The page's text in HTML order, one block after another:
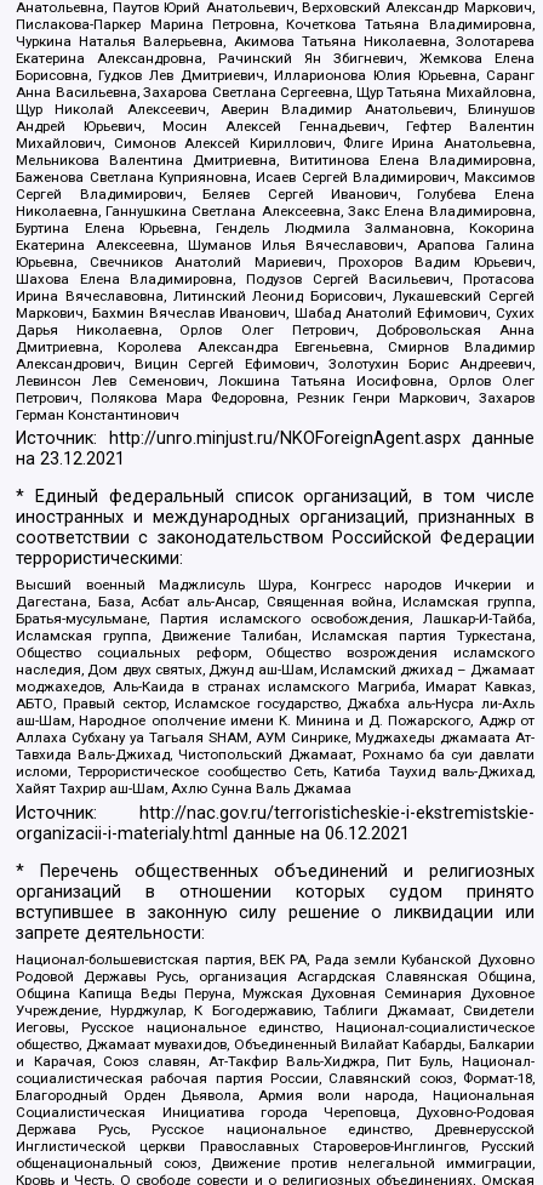
Анатольевна, Паутов Юрий Анатольевич, Верховский Александр Маркович,
Пислакова-Паркер Марина Петровна, Кочеткова Татьяна Владимировна,
Чуркина Наталья Валерьевна, Акимова Татьяна Николаевна, Золотарева
Екатерина Александровна, Рачинский Ян Збигневич, Жемкова Елена
Борисовна, Гудков Лев Дмитриевич, Илларионова Юлия Юрьевна, Саранг
Анна Васильевна, Захарова Светлана Сергеевна, Щур Татьяна Михайловна,
Щур Николай Алексеевич, Аверин Владимир Анатольевич, Блинушов
Андрей Юрьевич, Мосин Алексей Геннадьевич, Гефтер Валентин
Михайлович, Симонов Алексей Кириллович, Флиге Ирина Анатольевна,
Мельникова Валентина Дмитриевна, Вититинова Елена Владимировна,
Баженова Светлана Куприяновна, Исаев Сергей Владимирович, Максимов
Сергей Владимирович, Беляев Сергей Иванович, Голубева Елена
Николаевна, Ганнушкина Светлана Алексеевна, Закс Елена Владимировна,
Буртина Елена Юрьевна, Гендель Людмила Залмановна, Кокорина
Екатерина Алексеевна, Шуманов Илья Вячеславович, Арапова Галина
Юрьевна, Свечников Анатолий Мариевич, Прохоров Вадим Юрьевич,
Шахова Елена Владимировна, Подузов Сергей Васильевич, Протасова
Ирина Вячеславовна, Литинский Леонид Борисович, Лукашевский Сергей
Маркович, Бахмин Вячеслав Иванович, Шабад Анатолий Ефимович, Сухих
Дарья Николаевна, Орлов Олег Петрович, Добровольская Анна
Дмитриевна, Королева Александра Евгеньевна, Смирнов Владимир
Александрович, Вицин Сергей Ефимович, Золотухин Борис Андреевич,
Левинсон Лев Семенович, Локшина Татьяна Иосифовна, Орлов Олег
Петрович, Полякова Мара Федоровна, Резник Генри Маркович, Захаров
Герман Константинович
Источник: http://unro.minjust.ru/NKOForeignAgent.aspxданные
на23.12.2021
* Единый федеральный список организаций, в том числе
иностранных и международных организаций, признанных в
соответствии с законодательством Российской Федерации
террористическими:
Высший военный Маджлисуль Шура, Конгресс народов Ичкерии и
Дагестана, База, Асбат аль-Ансар, Священная война, Исламская группа,
Братья-мусульмане, Партия исламского освобождения, Лашкар-И-Тайба,
Исламская группа, Движение Талибан, Исламская партия Туркестана,
Общество социальных реформ, Общество возрождения исламского
наследия, Дом двух святых, Джунд аш-Шам, Исламский джихад – Джамаат
моджахедов, Аль-Каида в странах исламского Магриба, Имарат Кавказ,
АБТО, Правый сектор, Исламское государство, Джабха аль-Нусра ли-Ахль
аш-Шам, Народное ополчение имени К. Минина и Д. Пожарского, Аджр от
Аллаха Субхану уа Тагьаля SHAM, АУМ Синрике, Муджахеды джамаата Ат-
Тавхида Валь-Джихад, Чистопольский Джамаат, Рохнамо ба суи давлати
исломи, Террористическое сообщество Сеть, Катиба Таухид валь-Джихад,
Хайят Тахрир аш-Шам, Ахлю Сунна Валь Джамаа
Источник:
http://nac.gov.ru/terroristicheskie-i-ekstremistskie-
organizacii-i-materialy.html данные на06.12.2021
* Перечень общественных объединений и религиозных
организаций в отношении которых судом принято
вступившее в законную силу решение о ликвидации или
запрете деятельности:
Национал-большевистская партия, ВЕК РА, Рада земли Кубанской Духовно
Родовой Державы Русь, организация Асгардская Славянская Община,
Община Капища Веды Перуна, Мужская Духовная Семинария Духовное
Учреждение, Нурджулар, К Богодержавию, Таблиги Джамаат, Свидетели
Иеговы, Русское национальное единство, Национал-социалистическое
общество, Джамаат мувахидов, Объединенный Вилайат Кабарды, Балкарии
и Карачая, Союз славян, Ат-Такфир Валь-Хиджра, Пит Буль, Национал-
социалистическая рабочая партия России, Славянский союз, Формат-18,
Благородный Орден Дьявола, Армия воли народа, Национальная
Социалистическая Инициатива города Череповца, Духовно-Родовая
Держава Русь, Русское национальное единство, Древнерусской
Инглистической церкви Православных Староверов-Инглингов, Русский
общенациональный союз, Движение против нелегальной иммиграции,
Кровь и Честь, О свободе совести и о религиозных объединениях, Омская